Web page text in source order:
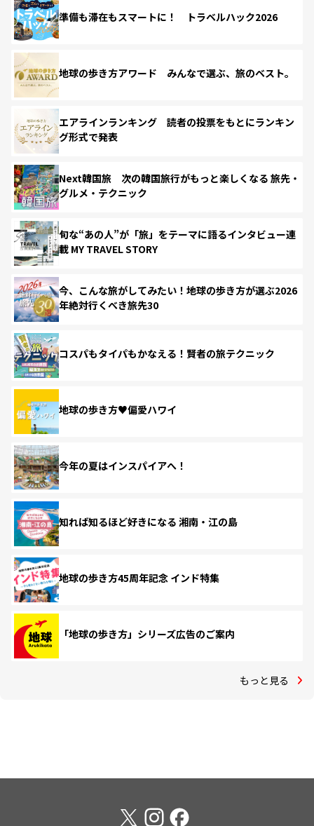
準備も滞在もスマートに！ トラベルハック2026
地球の歩き方アワード みんなで選ぶ、旅のベスト。
エアラインランキング 読者の投票をもとにランキン
グ形式で発表
Next韓国旅 次の韓国旅行がもっと楽しくなる 旅先・
グルメ・テクニック
旬な“あの人”が「旅」をテーマに語るインタビュー連
載 MY TRAVEL STORY
今、こんな旅がしてみたい！地球の歩き方が選ぶ2026
年絶対行くべき旅先30
コスパもタイパもかなえる！賢者の旅テクニック
地球の歩き方♥偏愛ハワイ
今年の夏はインスパイアへ！
知れば知るほど好きになる 湘南・江の島
地球の歩き方45周年記念 インド特集
「地球の歩き方」シリーズ広告のご案内
もっと見る